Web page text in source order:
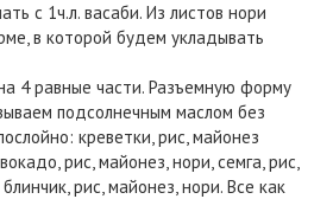
с 1ч.л. васаби. Из листов нори
в которой будем укладывать
4 равные части. Разъемную форму
подсолнечным маслом без
креветки, рис, майонез
рис, майонез, нори, семга, рис,
рис, майонез, нори. Все как